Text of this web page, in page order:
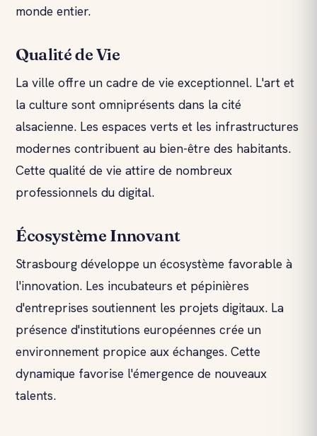
monde entier.
Qualité de Vie
La ville offre un cadre de vie exceptionnel. L'art et
la culture sont omniprésents dans la cité
alsacienne. Les espaces verts et les infrastructures
modernes contribuent au bien-être des habitants.
Cette qualité de vie attire de nombreux
professionnels du digital.
Écosystème Innovant
Strasbourg développe un écosystème favorable à
l'innovation. Les incubateurs et pépinières
d'entreprises soutiennent les projets digitaux. La
présence d'institutions européennes crée un
environnement propice aux échanges. Cette
dynamique favorise l'émergence de nouveaux
talents.